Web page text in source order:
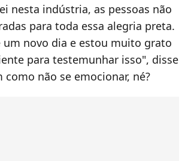
nesta indústria, as pessoas não
para toda essa alegria preta.
um novo dia e estou muito grato
para testemunhar isso", disse
como não se emocionar, né?